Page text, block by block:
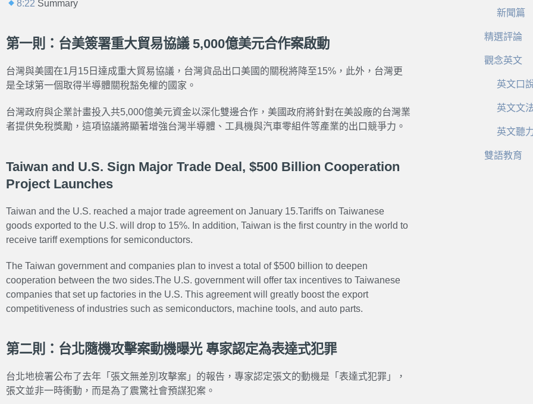
8:22 Summary
第一則：台美簽署重大貿易協議 5,000億美元合作案啟動
台灣與美國在1月15日達成重大貿易協議，台灣貨品出口美國的關稅將降至15%，此外，台灣更
是全球第一個取得半導體關稅豁免權的國家。
台灣政府與企業計畫投入共5,000億美元資金以深化雙邊合作，美國政府將針對在美設廠的台灣業
者提供免稅獎勵，這項協議將顯著增強台灣半導體、工具機與汽車零組件等產業的出口競爭力。
Taiwan and U.S. Sign Major Trade Deal, $500 Billion Cooperation
Project Launches
Taiwan and the U.S. reached a major trade agreement on January 15.Tariffs on Taiwanese
goods exported to the U.S. will drop to 15%. In addition, Taiwan is the first country in the world to
receive tariff exemptions for semiconductors.
The Taiwan government and companies plan to invest a total of $500 billion to deepen
cooperation between the two sides.The U.S. government will offer tax incentives to Taiwanese
companies that set up factories in the U.S. This agreement will greatly boost the export
competitiveness of industries such as semiconductors, machine tools, and auto parts.
第二則：台北隨機攻擊案動機曝光 專家認定為表達式犯罪
台北地檢署公布了去年「張文無差別攻擊案」的報告，專家認定張文的動機是「表達式犯罪」，
張文並非一時衝動，而是為了震驚社會預謀犯案。
新聞篇
精選評論
觀念英文
英文口
英文文
英文聽
雙語教育